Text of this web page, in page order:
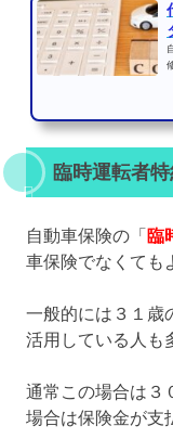
臨時運転者
自動車保険の「 臨
車保険でなくても
一般的には３１歳
活用している人も
通常この場合は３
場合は保険金が支